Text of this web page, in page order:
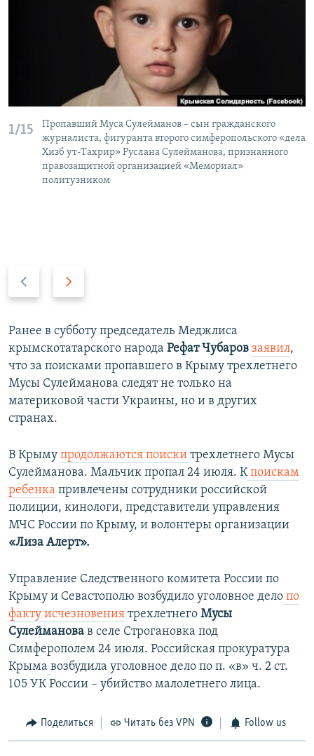
1/15
Пропавший Муса Сулейманов – сын гражданского
журналиста, фигуранта второго симферопольского «дела
Хизб ут-Тахрир» Руслана Сулейманова, признанного
правозащитной организацией «Мемориал»
политузником
д
ы
д
у
щ
и
с
л
а
й
д
д
у
ю
щ
и
й
л
а
й
д
Ранее в субботу председатель Меджлиса
крымскотатарского народа Рефат Чубаров заявил,
что за поисками пропавшего в Крыму трехлетнего
Мусы Сулейманова следят не только на
материковой части Украины, но и в других
странах.
В Крыму продолжаются поиски трехлетнего Мусы
Сулейманова. Мальчик пропал 24 июля​. Кпоискам
ребенка привлечены сотрудники российской
полиции, кинологи, представители управления
МЧС России по Крыму, и волонтеры организации
«Лиза Алерт».
Управление Следственного комитета России по
Крыму и Севастополю возбудило уголовное дело по
факту исчезновения трехлетнего Мусы
Сулейманова в селе Строгановка под
Симферополем 24 июля. Российская прокуратура
Крыма возбудила уголовное дело по п. «в» ч. 2 ст.
105 УК России – убийство малолетнего лица.
Поделиться Читать без VPN Follow us